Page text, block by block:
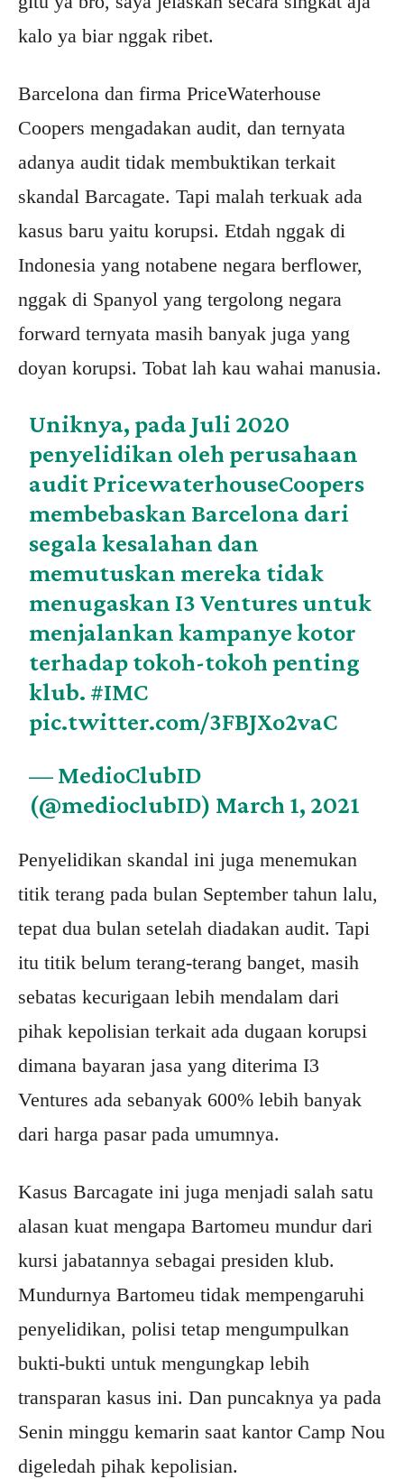
kalo ya biar nggak ribet.
Barcelona dan firma PriceWaterhouse
Coopers mengadakan audit, dan ternyata
adanya audit tidak membuktikan terkait
skandal Barcagate. Tapi malah terkuak ada
kasus baru yaitu korupsi. Etdah nggak di
Indonesia yang notabene negara berflower,
nggak di Spanyol yang tergolong negara
forward ternyata masih banyak juga yang
doyan korupsi. Tobat lah kau wahai manusia.
Uniknya, pada Juli 2020
penyelidikan oleh perusahaan
audit PricewaterhouseCoopers
membebaskan Barcelona dari
segala kesalahan dan
memutuskan mereka tidak
menugaskan I3 Ventures untuk
menjalankan kampanye kotor
terhadap tokoh-tokoh penting
klub. #IMC
pic.twitter.com/3FBJXo2vaC
— MedioClubID
(@medioclubID) March 1, 2021
Penyelidikan skandal ini juga menemukan
titik terang pada bulan September tahun lalu,
tepat dua bulan setelah diadakan audit. Tapi
itu titik belum terang-terang banget, masih
sebatas kecurigaan lebih mendalam dari
pihak kepolisian terkait ada dugaan korupsi
dimana bayaran jasa yang diterima I3
Ventures ada sebanyak 600% lebih banyak
dari harga pasar pada umumnya.
Kasus Barcagate ini juga menjadi salah satu
alasan kuat mengapa Bartomeu mundur dari
kursi jabatannya sebagai presiden klub.
Mundurnya Bartomeu tidak mempengaruhi
penyelidikan, polisi tetap mengumpulkan
bukti-bukti untuk mengungkap lebih
transparan kasus ini. Dan puncaknya ya pada
Senin minggu kemarin saat kantor Camp Nou
digeledah pihak kepolisian.